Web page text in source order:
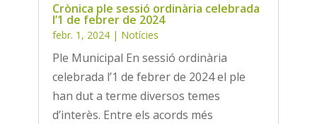
Crònica ple sessió ordinària celebrada
l’1 de febrer de 2024
febr. 1, 2024| Notícies
Ple Municipal En sessió ordinària
celebrada l’1 de febrer de 2024 el ple
han dut a terme diversos temes
d’interès. Entre els acords més